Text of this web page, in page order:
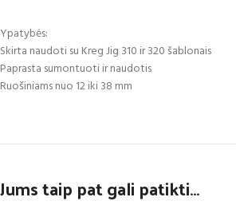
Ypatybės:
Skirta naudoti su Kreg Jig 310 ir 320 šablonais
Paprasta sumontuoti ir naudotis
Ruošiniams nuo 12 iki 38 mm
Jums taip pat gali patikti…